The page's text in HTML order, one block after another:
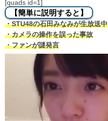
[quads id=1]
【簡単に説明すると】
・STU48の石田みなみが生放送
・カメラの操作を誤った事故
・ファンが謎発言